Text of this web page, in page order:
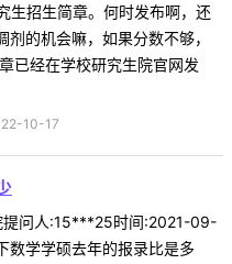
生招生简章。何时发布啊，还
的机会嘛，如果分数不够，
已经在学校研究生院官网发
10-17
提问人:15***25时间:2021-09-
数学学硕去年的报录比是多